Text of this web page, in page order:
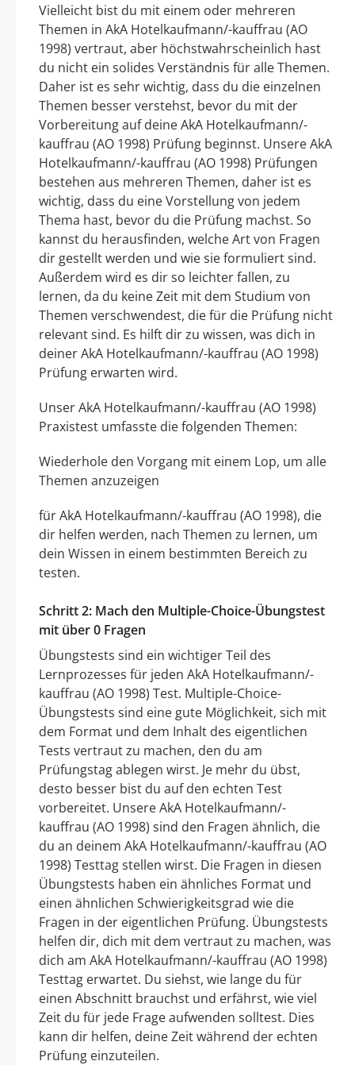
Vielleicht bist du mit einem oder mehreren
Themen in AkA Hotelkaufmann/-kauffrau (AO
1998) vertraut, aber höchstwahrscheinlich hast
du nicht ein solides Verständnis für alle Themen.
Daher ist es sehr wichtig, dass du die einzelnen
Themen besser verstehst, bevor du mit der
Vorbereitung auf deine AkA Hotelkaufmann/-
kauffrau (AO 1998) Prüfung beginnst. Unsere AkA
Hotelkaufmann/-kauffrau (AO 1998) Prüfungen
bestehen aus mehreren Themen, daher ist es
wichtig, dass du eine Vorstellung von jedem
Thema hast, bevor du die Prüfung machst. So
kannst du herausfinden, welche Art von Fragen
dir gestellt werden und wie sie formuliert sind.
Außerdem wird es dir so leichter fallen, zu
lernen, da du keine Zeit mit dem Studium von
Themen verschwendest, die für die Prüfung nicht
relevant sind. Es hilft dir zu wissen, was dich in
deiner AkA Hotelkaufmann/-kauffrau (AO 1998)
Prüfung erwarten wird.
Unser AkA Hotelkaufmann/-kauffrau (AO 1998)
Praxistest umfasste die folgenden Themen:
Wiederhole den Vorgang mit einem Lop, um alle
Themen anzuzeigen
für AkA Hotelkaufmann/-kauffrau (AO 1998), die
dir helfen werden, nach Themen zu lernen, um
dein Wissen in einem bestimmten Bereich zu
testen.
Schritt 2: Mach den Multiple-Choice-Übungstest
mit über 0 Fragen
Übungstests sind ein wichtiger Teil des
Lernprozesses für jeden AkA Hotelkaufmann/-
kauffrau (AO 1998) Test. Multiple-Choice-
Übungstests sind eine gute Möglichkeit, sich mit
dem Format und dem Inhalt des eigentlichen
Tests vertraut zu machen, den du am
Prüfungstag ablegen wirst. Je mehr du übst,
desto besser bist du auf den echten Test
vorbereitet. Unsere AkA Hotelkaufmann/-
kauffrau (AO 1998) sind den Fragen ähnlich, die
du an deinem AkA Hotelkaufmann/-kauffrau (AO
1998) Testtag stellen wirst. Die Fragen in diesen
Übungstests haben ein ähnliches Format und
einen ähnlichen Schwierigkeitsgrad wie die
Fragen in der eigentlichen Prüfung. Übungstests
helfen dir, dich mit dem vertraut zu machen, was
dich am AkA Hotelkaufmann/-kauffrau (AO 1998)
Testtag erwartet. Du siehst, wie lange du für
einen Abschnitt brauchst und erfährst, wie viel
Zeit du für jede Frage aufwenden solltest. Dies
kann dir helfen, deine Zeit während der echten
Prüfung einzuteilen.